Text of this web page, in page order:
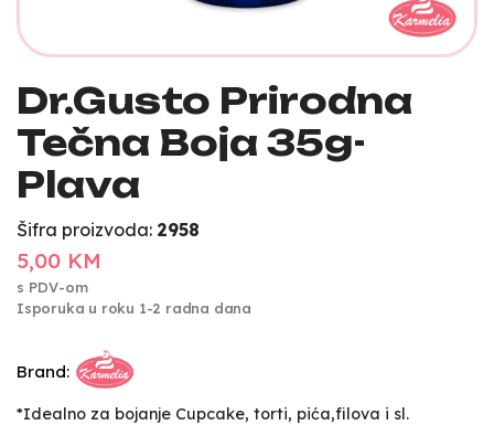
Dr.Gusto Prirodna
Tečna Boja 35g-
Plava
Šifra proizvoda: 2958
5,00 KM
s PDV-om
Isporuka u roku 1-2 radna dana
Brand:
*Idealno za bojanje Cupcake, torti, pića,filova i sl.